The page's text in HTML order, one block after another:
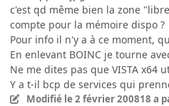
c'est qd même bien la zone
compte pour la mémoire dispo ?
Pour info il n'y a à ce moment,
En enlevant BOINC je tourne
Ne me dites pas que VISTA x64
Y a t-il bcp de services qui
Modifié le 2 février 200818 a